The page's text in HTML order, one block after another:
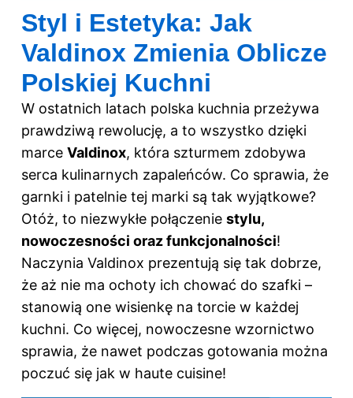
Styl i Estetyka: Jak
Valdinox Zmienia Oblicze
Polskiej Kuchni
W ostatnich latach polska kuchnia przeżywa
prawdziwą rewolucję, a to wszystko dzięki
marce Valdinox, która szturmem zdobywa
serca kulinarnych zapaleńców. Co sprawia, że
garnki i patelnie tej marki są tak wyjątkowe?
Otóż, to niezwykłe połączenie stylu,
nowoczesności oraz funkcjonalności!
Naczynia Valdinox prezentują się tak dobrze,
że aż nie ma ochoty ich chować do szafki –
stanowią one wisienkę na torcie w każdej
kuchni. Co więcej, nowoczesne wzornictwo
sprawia, że nawet podczas gotowania można
poczuć się jak w haute cuisine!